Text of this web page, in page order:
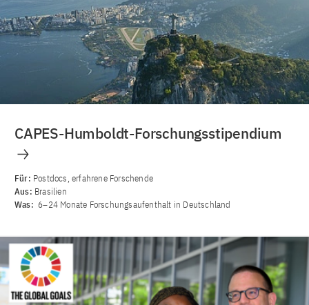
CAPES-Humboldt-Forschungsstipendium
Für: Postdocs, erfahrene Forschende
Aus: Brasilien
Was: 6–24 Monate Forschungsaufenthalt in Deutschland